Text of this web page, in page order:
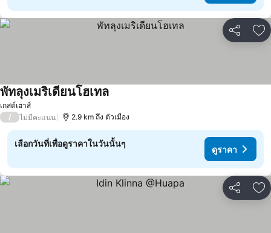
แชร์ เ
เกสต์เฮาส์
พัทลุงเมริเดียนโฮเทลดูราคา
/ ไม่มีคะแนน 2.9 km ถึง ตัวเมือง
เลือกวันที่เพื่อดูราคาในวันนั้นๆ
ดูราคา
แชร์ เ